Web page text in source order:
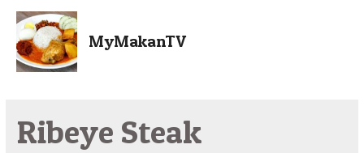
MyMakanTV
Ribeye Steak